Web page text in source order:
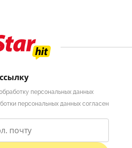
персональных данных
персональных данных согласен